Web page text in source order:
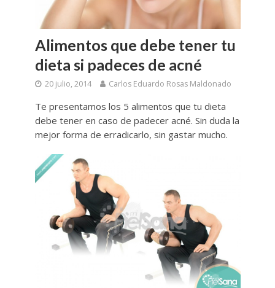
Alimentos que debe tener tu
dieta si padeces de acné
20 julio, 2014 Carlos Eduardo Rosas Maldonado
Te presentamos los 5 alimentos que tu dieta
debe tener en caso de padecer acné. Sin duda la
mejor forma de erradicarlo, sin gastar mucho.